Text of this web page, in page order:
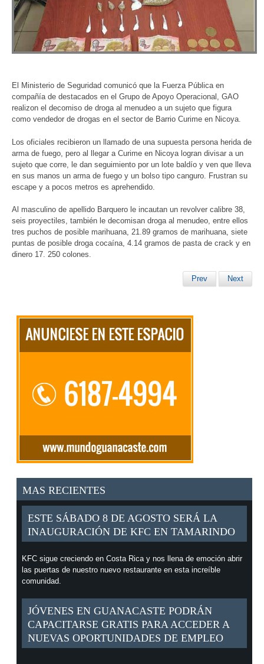
El Ministerio de Seguridad comunicó que la Fuerza Pública en
compañía de destacados en el Grupo de Apoyo Operacional, GAO
realizon el decomiso de droga al menudeo a un sujeto que figura
como vendedor de drogas en el sector de Barrio Curime en Nicoya.
Los oficiales recibieron un llamado de una supuesta persona herida de
arma de fuego, pero al llegar a Curime en Nicoya logran divisar a un
sujeto que corre, le dan seguimiento por un lote baldío y ven que lleva
en sus manos un arma de fuego y un bolso tipo canguro. Frustran su
escape y a pocos metros es aprehendido.
Al masculino de apellido Barquero le incautan un revolver calibre 38,
seis proyectiles, también le decomisan droga al menudeo, entre ellos
tres puchos de posible marihuana, 21.89 gramos de marihuana, siete
puntas de posible droga cocaína, 4.14 gramos de pasta de crack y en
dinero 17. 250 colones.
Prev Next
MAS RECIENTES
ESTE SÁBADO 8 DE AGOSTO SERÁ LA
INAUGURACIÓN DE KFC EN TAMARINDO
KFC sigue creciendo en Costa Rica y nos llena de emoción abrir
las puertas de nuestro nuevo restaurante en esta increíble
comunidad.
JÓVENES EN GUANACASTE PODRÁN
CAPACITARSE GRATIS PARA ACCEDER A
NUEVAS OPORTUNIDADES DE EMPLEO